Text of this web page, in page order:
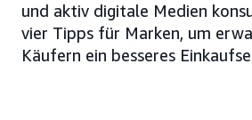
und aktiv digitale Medien
vier Tipps für Marken, um
Käufern ein besseres